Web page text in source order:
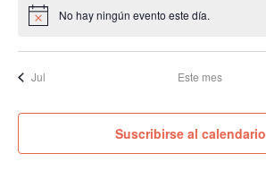
Aviso No hay ningún evento este día.
Jul Este mes
Suscribirse al calendario